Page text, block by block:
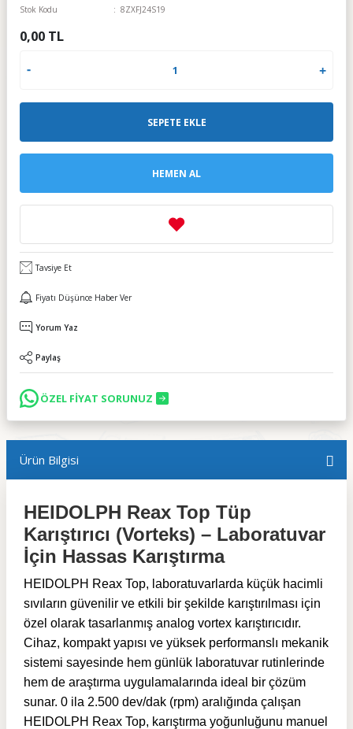
Stok Kodu
8ZXFJ24S19
0,00 TL
SEPETE EKLE
HEMEN AL
Tavsiye Et
Fiyatı Düşünce Haber Ver
Yorum Yaz
Paylaş
ÖZEL FİYAT SORUNUZ
Ürün Bilgisi
HEIDOLPH Reax Top Tüp
Karıştırıcı (Vorteks) – Laboratuvar
İçin Hassas Karıştırma
HEIDOLPH Reax Top, laboratuvarlarda küçük hacimli
sıvıların güvenilir ve etkili bir şekilde karıştırılması için
özel olarak tasarlanmış analog vortex karıştırıcıdır.
Cihaz, kompakt yapısı ve yüksek performanslı mekanik
sistemi sayesinde hem günlük laboratuvar rutinlerinde
hem de araştırma uygulamalarında ideal bir çözüm
sunar. 0 ila 2.500 dev/dak (rpm) aralığında çalışan
HEIDOLPH Reax Top, karıştırma yoğunluğunu manuel